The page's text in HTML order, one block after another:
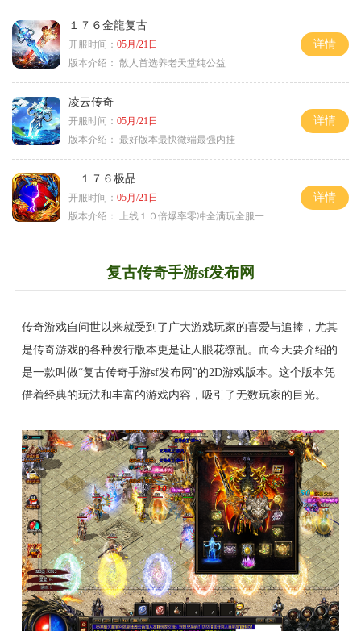
１７６金龍复古
开服时间： 05月/21日
版本介绍： 散人首选养老天堂纯公益
详情
凌云传奇
开服时间： 05月/21日
版本介绍： 最好版本最快微端最强内挂
详情
１７６极品
开服时间： 05月/21日
版本介绍：
上线１０倍爆率零冲全满玩全服一
详情
复古传奇手游sf发布网
传奇游戏自问世以来就受到了广大游戏玩家的喜爱与追捧，尤其
是传奇游戏的各种发行版本更是让人眼花缭乱。而今天要介绍的
是一款叫做“复古传奇手游sf发布网”的2D游戏版本。这个版本凭
借着经典的玩法和丰富的游戏内容，吸引了无数玩家的目光。